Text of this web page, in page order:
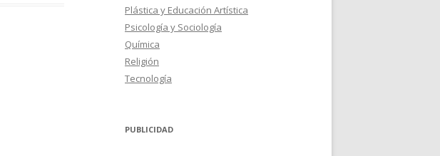
Plástica y Educación Artística
Psicología y Sociología
Química
Religión
Tecnología
PUBLICIDAD